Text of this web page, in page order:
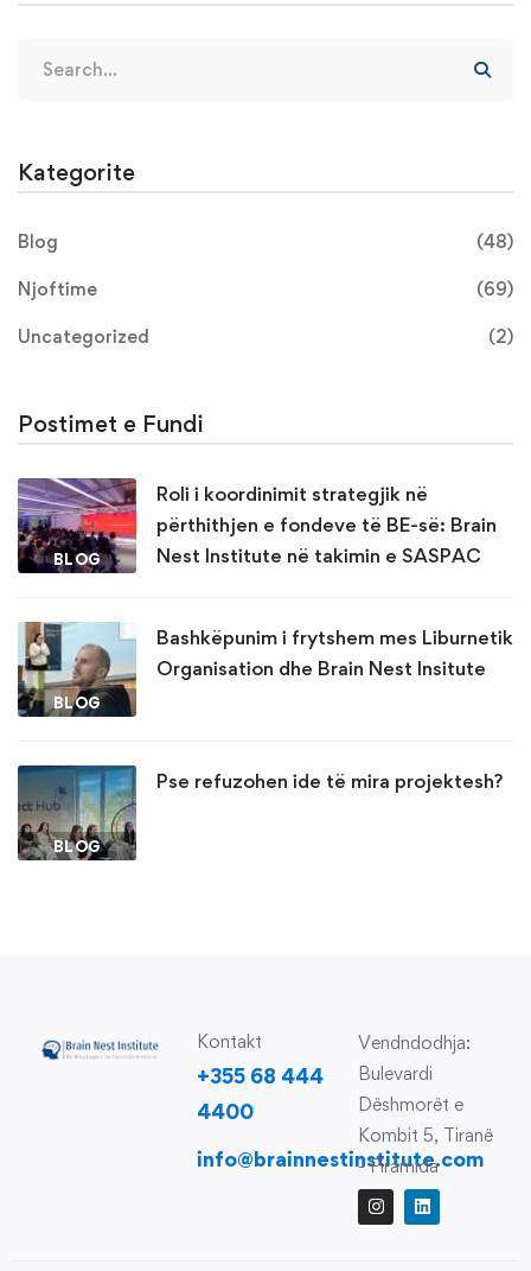
Kategorite
Blog (48)
Njoftime (69)
Uncategorized (2)
Postimet e Fundi
BLOG
Roli i koordinimit strategjik në
përthithjen e fondeve të BE-së: Brain
Nest Institute në takimin e SASPAC
BLOG
Bashkëpunim i frytshem mes Liburnetik
Organisation dhe Brain Nest Insitute
BLOG
Pse refuzohen ide të mira projektesh?
Kontakt
+355 68 444
4400
info@brainnestinstitute.com
Vendndodhja:
Bulevardi
Dëshmorët e
Kombit 5, Tiranë
- Piramida